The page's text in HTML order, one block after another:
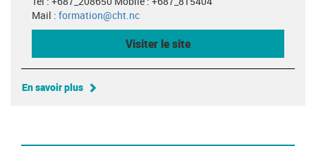
Mail : formation@cht.nc
Visiter le site
En savoir plus